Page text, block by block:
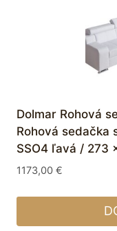
Dolmar Rohová
Rohová sedačka
SSO4 ľavá / 273
1173,00 €